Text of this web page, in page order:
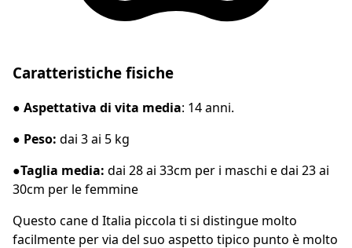
Caratteristiche fisiche
● Aspettativa di vita media: 14 anni.
● Peso: dai 3 ai 5 kg
●Taglia media: dai 28 ai 33cm per i maschi e dai 23 ai
30cm per le femmine
Questo cane d Italia piccola ti si distingue molto
facilmente per via del suo aspetto tipico punto è molto